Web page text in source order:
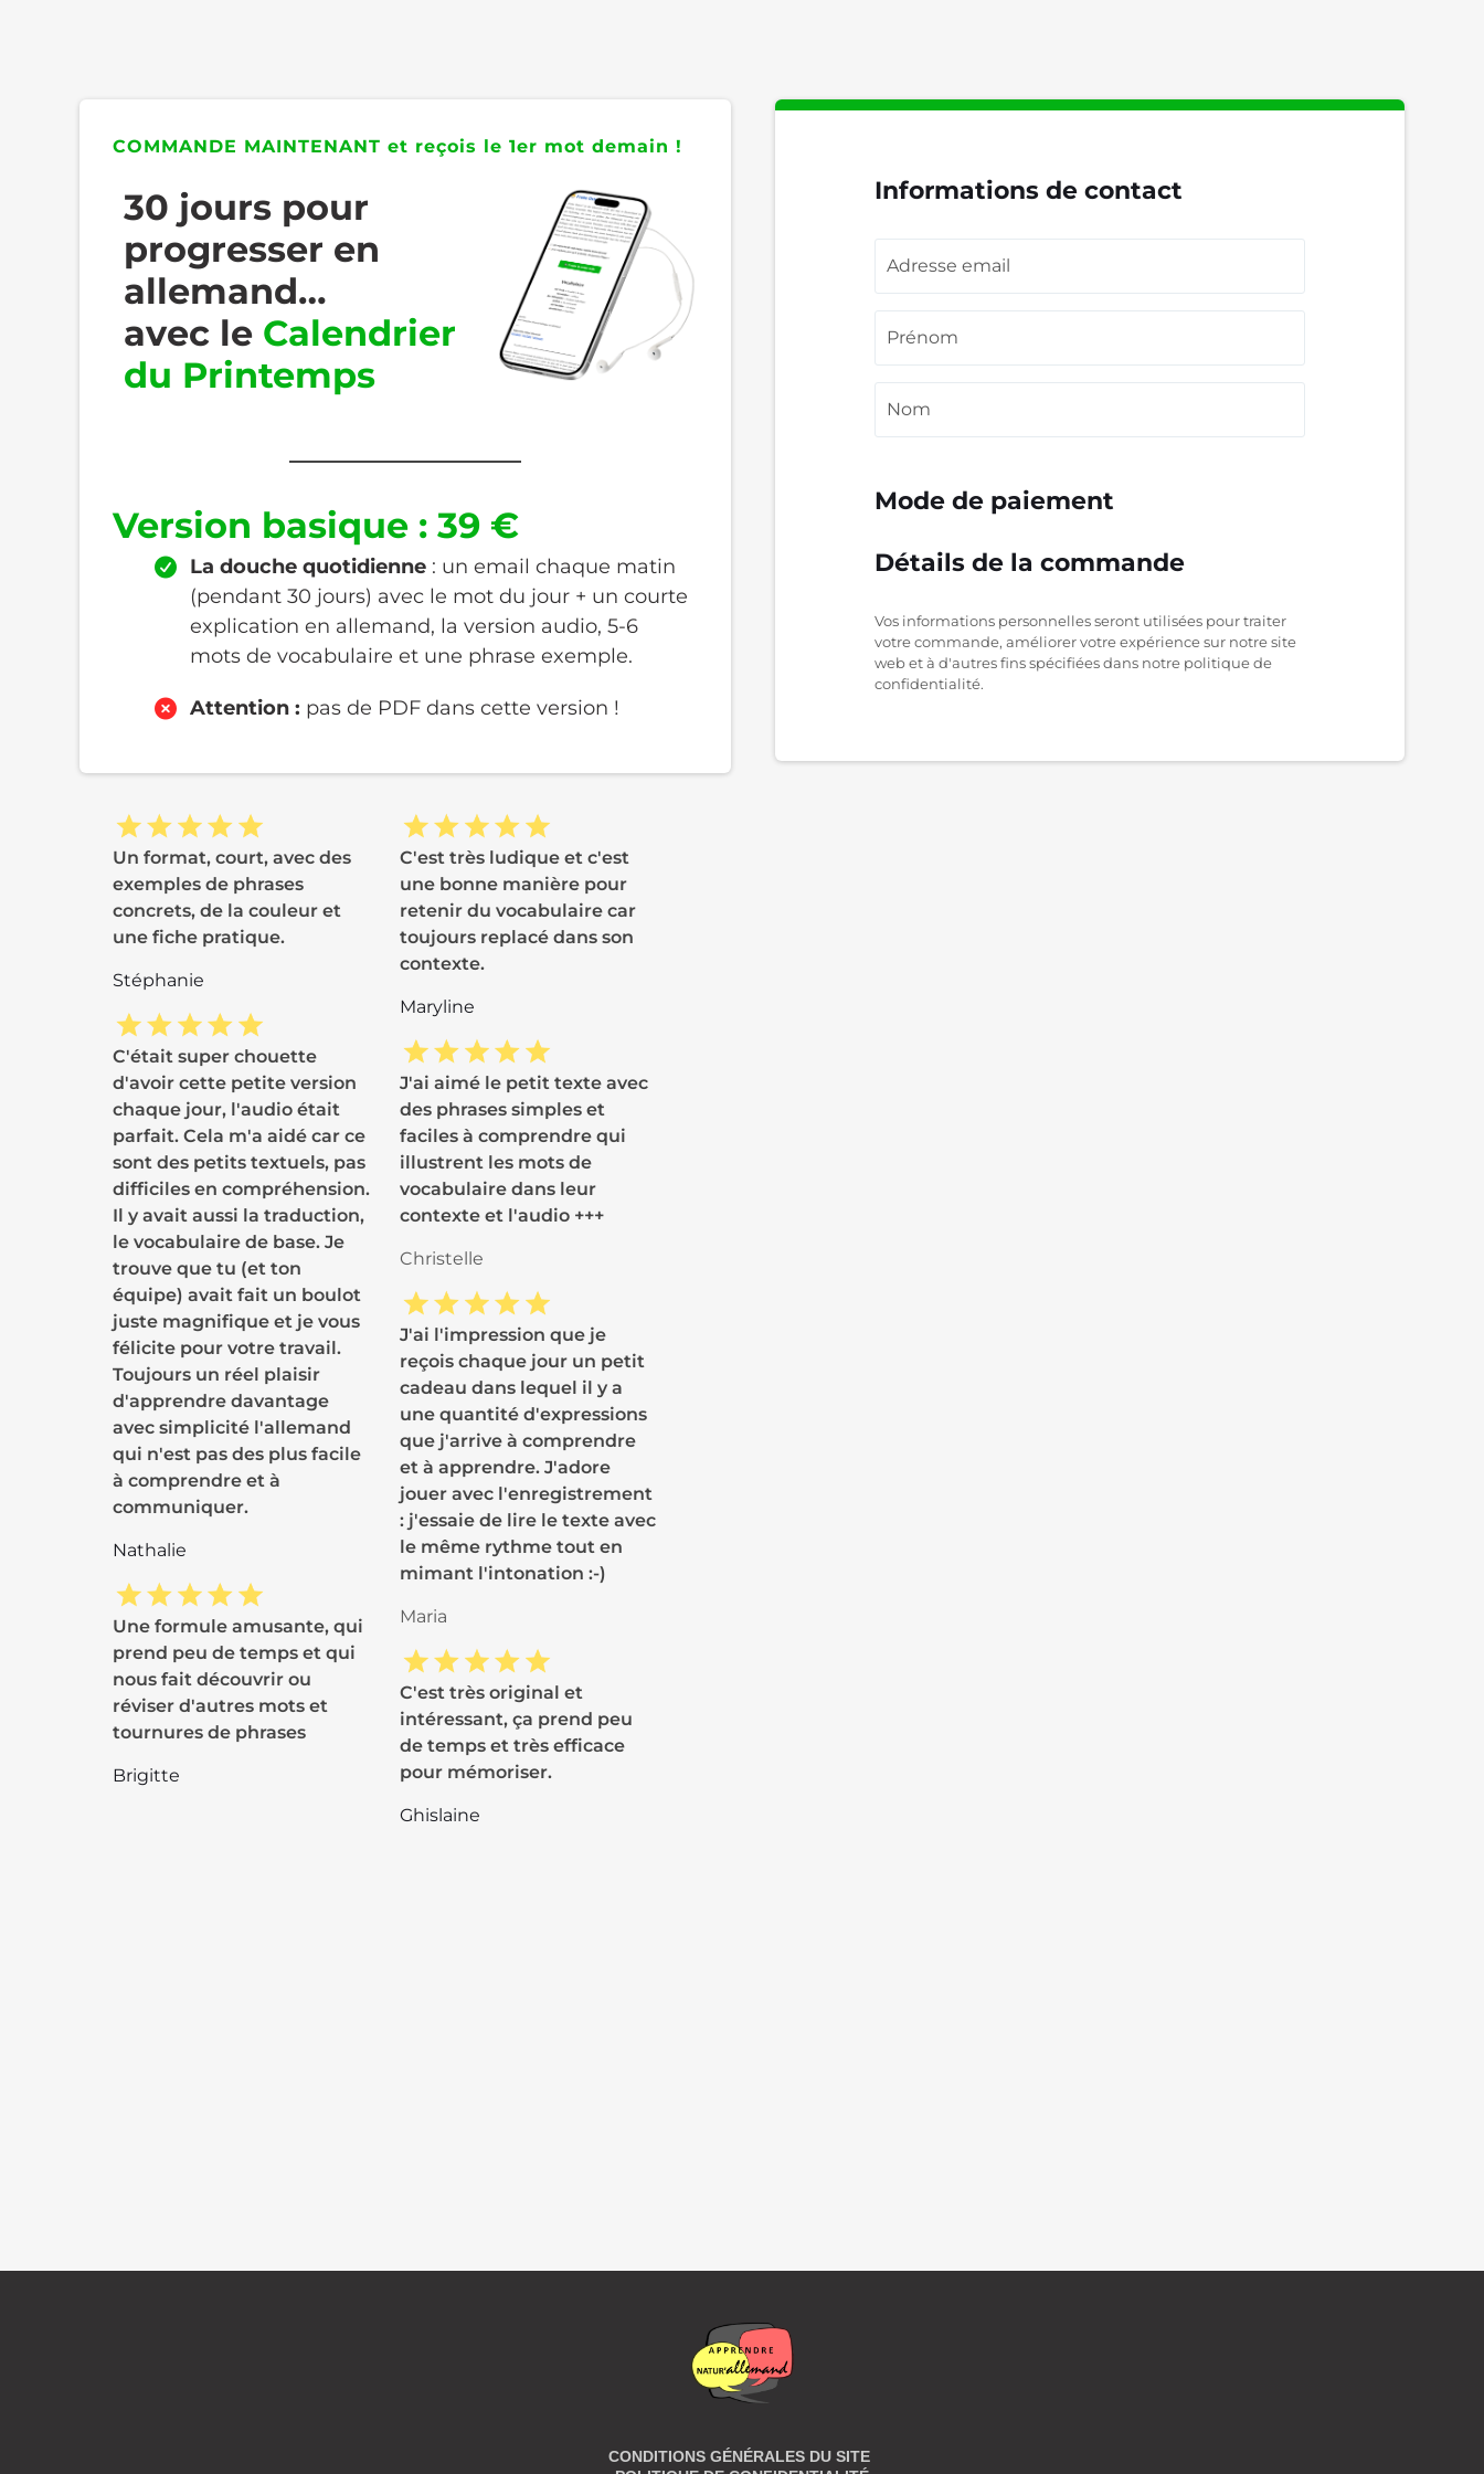
COMMANDE MAINTENANT et reçois le 1er mot demain !
30 jours pour
progresser en
allemand…
avec le Calendrier
du Printemps
Version basique : 39 €
La douche quotidienne : un email chaque matin
(pendant 30 jours) avec le mot du jour + un courte
explication en allemand, la version audio, 5-6
mots de vocabulaire et une phrase exemple.
Attention : pas de PDF dans cette version !
Un format, court, avec des
exemples de phrases
concrets, de la couleur et
une fiche pratique.
Stéphanie
C'était super chouette
d'avoir cette petite version
chaque jour, l'audio était
parfait. Cela m'a aidé car ce
sont des petits textuels, pas
difficiles en compréhension.
Il y avait aussi la traduction,
le vocabulaire de base. Je
trouve que tu (et ton
équipe) avait fait un boulot
juste magnifique et je vous
félicite pour votre travail.
Toujours un réel plaisir
d'apprendre davantage
avec simplicité l'allemand
qui n'est pas des plus facile
à comprendre et à
communiquer.
Nathalie
Une formule amusante, qui
prend peu de temps et qui
nous fait découvrir ou
réviser d'autres mots et
tournures de phrases
Brigitte
C'est très ludique et c'est
une bonne manière pour
retenir du vocabulaire car
toujours replacé dans son
contexte.
Maryline
J'ai aimé le petit texte avec
des phrases simples et
faciles à comprendre qui
illustrent les mots de
vocabulaire dans leur
contexte et l'audio +++
Christelle
J'ai l'impression que je
reçois chaque jour un petit
cadeau dans lequel il y a
une quantité d'expressions
que j'arrive à comprendre
et à apprendre. J'adore
jouer avec l'enregistrement
: j'essaie de lire le texte avec
le même rythme tout en
mimant l'intonation :-)
Maria
C'est très original et
intéressant, ça prend peu
de temps et très efficace
pour mémoriser.
Ghislaine
Informations de contact
Mode de paiement
Détails de la commande
Vos informations personnelles seront utilisées pour traiter
votre commande, améliorer votre expérience sur notre site
web et à d'autres fins spécifiées dans notre politique de
confidentialité.
CONDITIONS GÉNÉRALES DU SITE